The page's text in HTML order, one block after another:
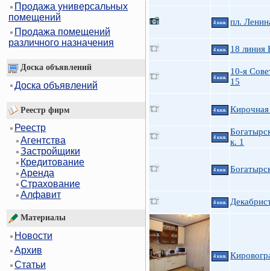
Продажа универсальных
помещений
Продажа помещений
различного назначения
Доска объявлений
Доска объявлений
Реестр фирм
Реестр
Агентства
Застройщики
Кредитование
Аренда
Страхование
Алфавит
Материалы
Новости
Архив
Статьи
4 ккв. пл.
4 ккв. 18 линия
4 ккв.
10-я
15
4 ккв.
4 ккв.
к. 1
4 ккв.
4 ккв.
4 ккв.